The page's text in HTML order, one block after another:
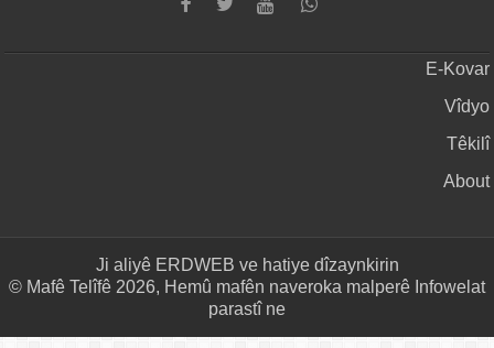
E-Kovar
Vîdyo
Têkilî
About
Ji aliyê ERDWEB ve hatiye dîzaynkirin
© Mafê Telîfê 2026, Hemû mafên naveroka malperê Infowelat
parastî ne